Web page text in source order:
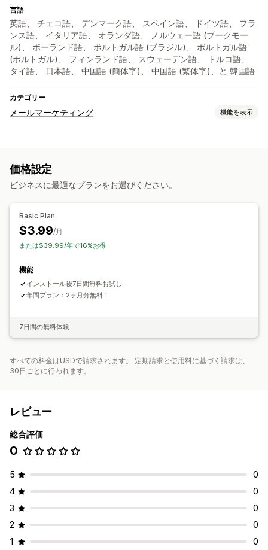
言語
英語、 チェコ語、 デンマーク語、 スペイン語、 ドイツ語、 フラ
ンス語、 イタリア語、 オランダ語、 ノルウェー語 (ブークモー
ル)、 ポーランド語、 ポルトガル語 (ブラジル)、 ポルトガル語
(ポルトガル)、 フィンランド語、 スウェーデン語、 トルコ語、
タイ語、 日本語、 中国語 (簡体字)、 中国語 (繁体字)、と 韓国語
カテゴリー
メールマーケティング 機能を表示
キャンペーン管理
価格設定
ビジネスに最適なプランをお選びください。
Basic Plan
$3.99/月
または$39.99/年で16%お得
機能
インストール後7日間無料お試し
年間プラン：2ヶ月分無料！
7日間の無料体験
すべての料金はUSDで請求されます。 定期請求と使用料に基づく請求は、
30日ごとに行われます。
レビュー
総合評価
0
5
0
4
0
3
0
2
0
1
0